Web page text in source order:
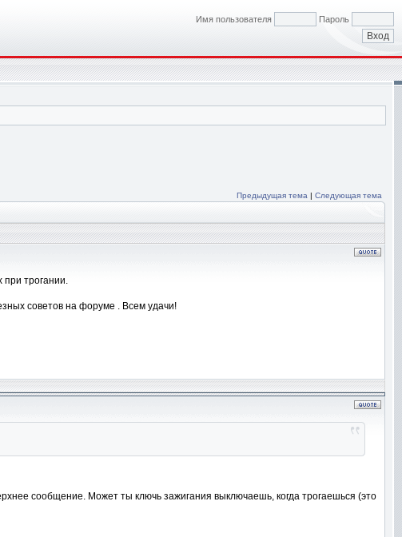
Имя пользователя Пароль
Предыдущая тема | Следующая тема
при трогании.
советов на форуме . Всем удачи!
сообщение. Может ты ключь зажигания выключаешь, когда трогаешься (это